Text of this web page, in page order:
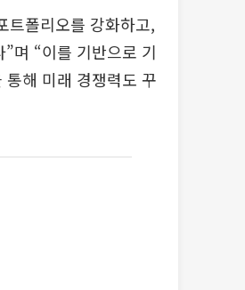
트폴리오를 강화하고,
며 “이를 기반으로 기
해 미래 경쟁력도 꾸